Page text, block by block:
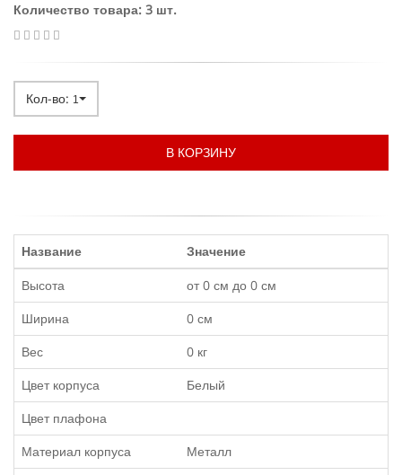
Количество товара: 3 шт.
Кол-во: 1
В КОРЗИНУ
Название
Значение
Высота
от 0 см до 0 см
Ширина
0 см
Вес
0 кг
Цвет корпуса
Белый
Цвет плафона
Материал корпуса
Металл